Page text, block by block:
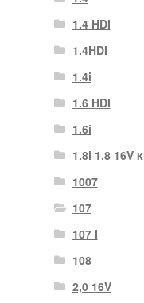
1.4 HDI
1.4HDI
1.4i
1.6 HDI
1.6i
1.8i 1.8 16V
1007
107
107 Ι
108
2,0 16V